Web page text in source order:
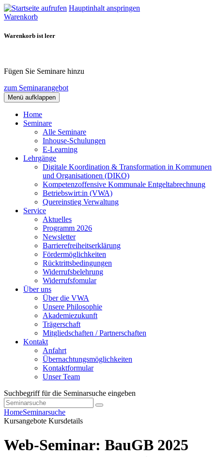
Hauptinhalt anspringen
Warenkorb
Warenkorb ist leer
Fügen Sie Seminare hinzu
zum Seminarangebot
Menü aufklappen
Home
Seminare
Alle Seminare
Inhouse-Schulungen
E-Learning
Lehrgänge
Digitale Koordination & Transformation in Kommunen
und Organisationen (DIKO)
Kompetenzoffensive Kommunale Entgeltabrechnung
Betriebswirt:in (VWA)
Quereinstieg Verwaltung
Service
Aktuelles
Programm 2026
Newsletter
Barrierefreiheitserklärung
Fördermöglichkeiten
Rücktrittsbedingungen
Widerrufsbelehrung
Widerrufsfomular
Über uns
Über die VWA
Unsere Philosophie
Akademiezukunft
Trägerschaft
Mitgliedschaften / Partnerschaften
Kontakt
Anfahrt
Übernachtungsmöglichkeiten
Kontaktformular
Unser Team
Suchbegriff für die Seminarsuche eingeben
HomeSeminarsuche
Kursangebote Kursdetails
Web-Seminar: BauGB 2025